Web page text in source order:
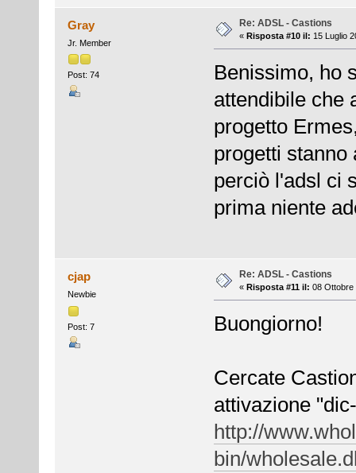
Gray
Jr. Member
Post: 74
Re: ADSL - Castions
« Risposta #10 il: 15 Luglio
Benissimo, ho
attendibile che
progetto
progetti stanno
perciò l'adsl ci
prima niente
cjap
Newbie
Post: 7
Re: ADSL - Castions
« Risposta #11 il: 08 Ottobre
Buongiorno!
Cercate
attivazione
http://
bin/